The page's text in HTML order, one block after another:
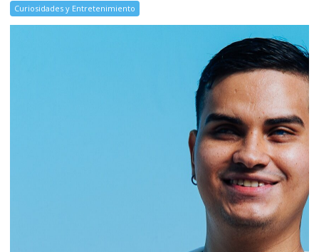
Curiosidades y Entretenimiento